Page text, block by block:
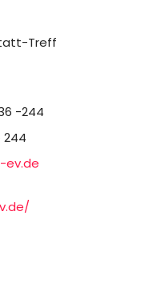
Treff
-244
244
ev.de